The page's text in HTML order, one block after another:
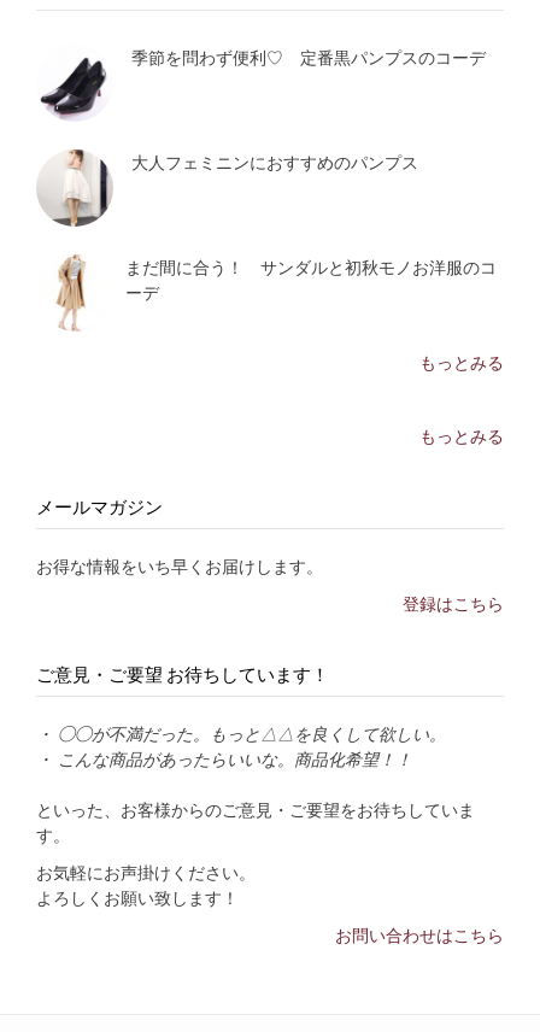
季節を問わず便利♡ 定番黒パンプスのコーデ
大人フェミニンにおすすめのパンプス
まだ間に合う！ サンダルと初秋モノお洋服のコ
ーデ
もっとみる
もっとみる
メールマガジン
お得な情報をいち早くお届けします。
登録はこちら
ご意見・ご要望 お待ちしています！
・ ◯◯が不満だった。もっと△△を良くして欲しい。
・ こんな商品があったらいいな。商品化希望！！
といった、お客様からのご意見・ご要望をお待ちしていま
す。
お気軽にお声掛けください。
よろしくお願い致します！
お問い合わせはこちら